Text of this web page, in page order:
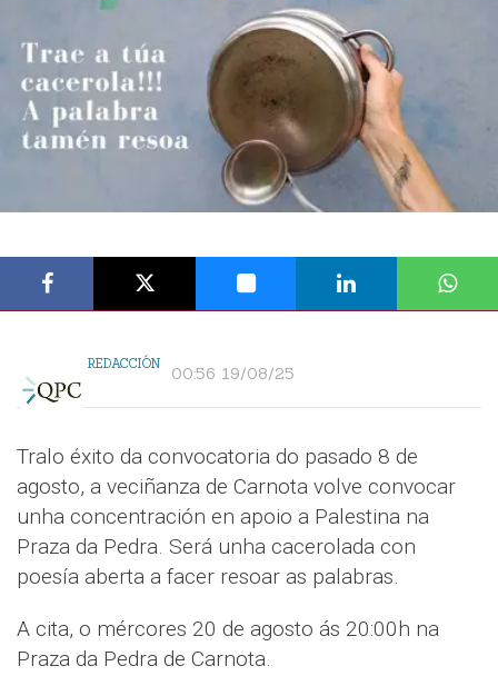
REDACCIÓN 00:56 19/08/25
Tralo éxito da convocatoria do pasado 8 de
agosto, a veciñanza de Carnota volve convocar
unha concentración en apoio a Palestina na
Praza da Pedra. Será unha cacerolada con
poesía aberta a facer resoar as palabras.
A cita, o mércores 20 de agosto ás 20:00h na
Praza da Pedra de Carnota.